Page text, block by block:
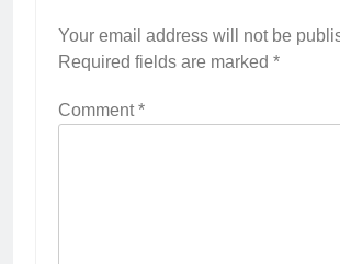
Your email address will not be
Required fields are marked *
Comment*